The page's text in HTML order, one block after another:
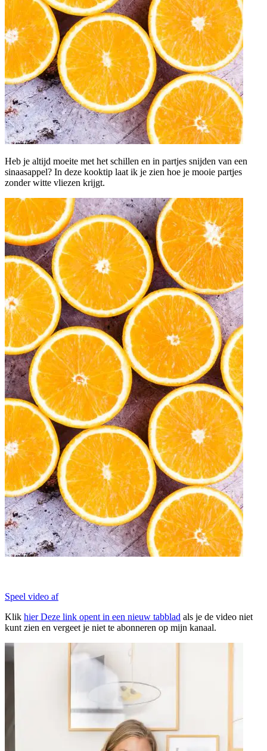
Heb je altijd moeite met het schillen en in partjes snijden van een
sinaasappel? In deze kooktip laat ik je zien hoe je mooie partjes
zonder witte vliezen krijgt.
Speel video af
Klik hierDeze link opent in een nieuw tabblad als je de video niet
kunt zien en vergeet je niet te abonneren op mijn kanaal.